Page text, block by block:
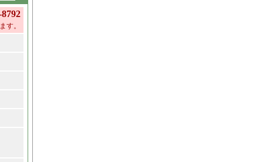
す。